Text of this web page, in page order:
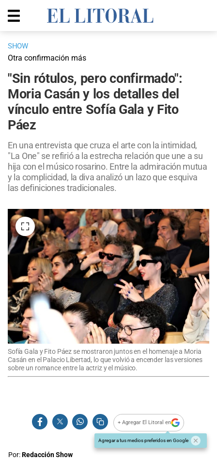
SHOW
Otra confirmación más
"Sin rótulos, pero confirmado":
Moria Casán y los detalles del
vínculo entre Sofía Gala y Fito
Páez
En una entrevista que cruza el arte con la intimidad,
"La One" se refirió a la estrecha relación que une a su
hija con el músico rosarino. Entre la admiración mutua
y la complicidad, la diva analizó un lazo que esquiva
las definiciones tradicionales.
Sofía Gala y Fito Páez se mostraron juntos en el homenaje a Moria
Casán en el Palacio Libertad, lo que volvió a encender las versiones
sobre un romance entre la actriz y el músico.
+ Agregar El Litoral en
Agregar a tus medios preferidos en Google
Por:Redacción Show